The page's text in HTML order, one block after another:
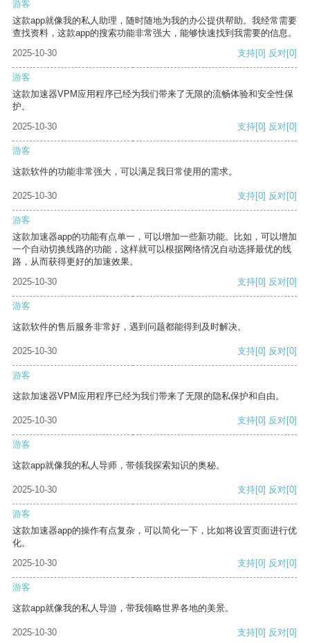
游客
这款app就像我的私人助理，随时随地为我的办公提供帮助。我经常需要
查找资料，这款app的搜索功能非常强大，能够快速找到我需要的信息。
2025-10-30
支持[0] 反对[0]
游客
这款加速器VPM应用程序已经为我们带来了无限的流畅体验和安全性保
护。
2025-10-30
支持[0] 反对[0]
游客
这款软件的功能非常强大，可以满足我日常使用的需求。
2025-10-30 支持[0] 反对[0]
游客
这款加速器app的功能有点单一，可以增加一些新功能。比如，可以增加
一个自动切换线路的功能，这样就可以根据网络情况自动选择最优的线
路，从而获得更好的加速效果。
2025-10-30
支持[0] 反对[0]
游客
这款软件的售后服务非常好，遇到问题都能得到及时解决。
2025-10-30 支持[0] 反对[0]
游客
这款加速器VPM应用程序已经为我们带来了无限的隐私保护和自由。
2025-10-30 支持[0] 反对[0]
游客
这款app就像我的私人导师，带领我探索知识的奥秘。
2025-10-30 支持[0] 反对[0]
游客
这款加速器app的操作有点复杂，可以简化一下，比如将设置页面进行优
化。
2025-10-30
支持[0] 反对[0]
游客
这款app就像我的私人导游，带我领略世界各地的美景。
2025-10-30 支持[0] 反对[0]